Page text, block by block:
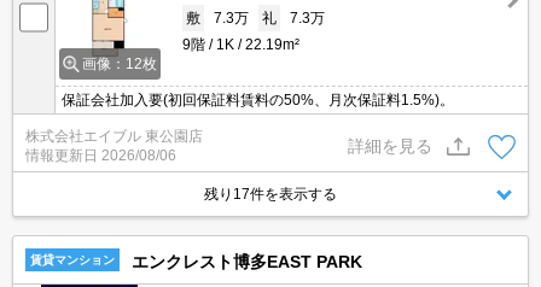
画像：12枚
敷
7.3万 礼
7.3万
9階
1K 22.19m²
保証会社加入要(初回保証料賃料の50%、月次保証料1.5%)。
株式会社エイブル 東公園店
情報更新日 2026/08/06
詳細を見る
残り17件を表示する
賃貸マンション エンクレスト博多EAST PARK